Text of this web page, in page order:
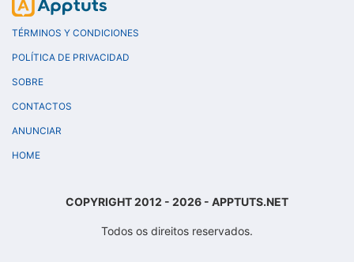
TÉRMINOS Y CONDICIONES
POLÍTICA DE PRIVACIDAD
SOBRE
CONTACTOS
ANUNCIAR
HOME
COPYRIGHT 2012 - 2026 - APPTUTS.NET
Todos os direitos reservados.